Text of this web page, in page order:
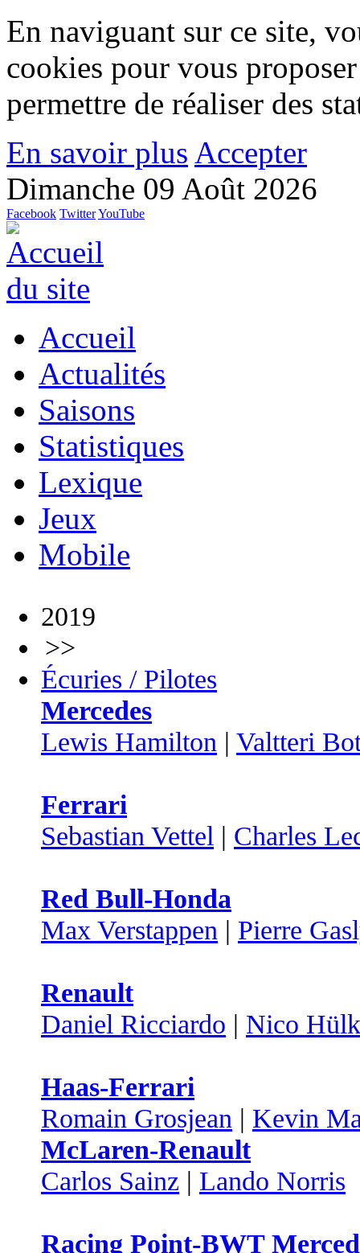
En naviguant sur ce site,
cookies pour vous
permettre de réaliser des
En savoir plus Accepter
Dimanche 09 Août 2026
Facebook TwitterYouTube
Accueil
Actualités
Saisons
Statistiques
Lexique
Jeux
Mobile
2019
>>
Écuries / Pilotes
Mercedes
Lewis Hamilton | Valtteri
Ferrari
Sebastian Vettel | Charles
Red Bull-Honda
Max Verstappen | Pierre
Renault
Daniel Ricciardo | Nico
Haas-Ferrari
Romain Grosjean | Kevin
McLaren-Renault
Carlos Sainz | Lando Norris
Racing Point-BWT